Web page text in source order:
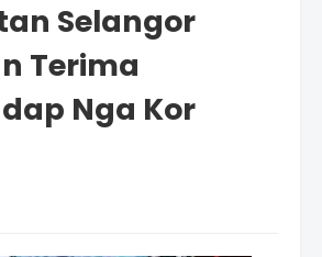
Selangor
Terima
Nga Kor